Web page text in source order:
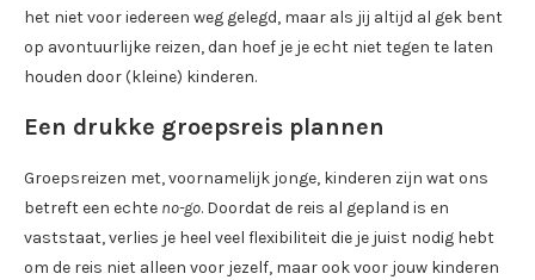
het niet voor iedereen weg gelegd, maar als jij altijd al gek bent
op avontuurlijke reizen, dan hoef je je echt niet tegen te laten
houden door (kleine) kinderen.
Een drukke groepsreis plannen
Groepsreizen met, voornamelijk jonge, kinderen zijn wat ons
betreft een echte no-go. Doordat de reis al gepland is en
vaststaat, verlies je heel veel flexibiliteit die je juist nodig hebt
om de reis niet alleen voor jezelf, maar ook voor jouw kinderen